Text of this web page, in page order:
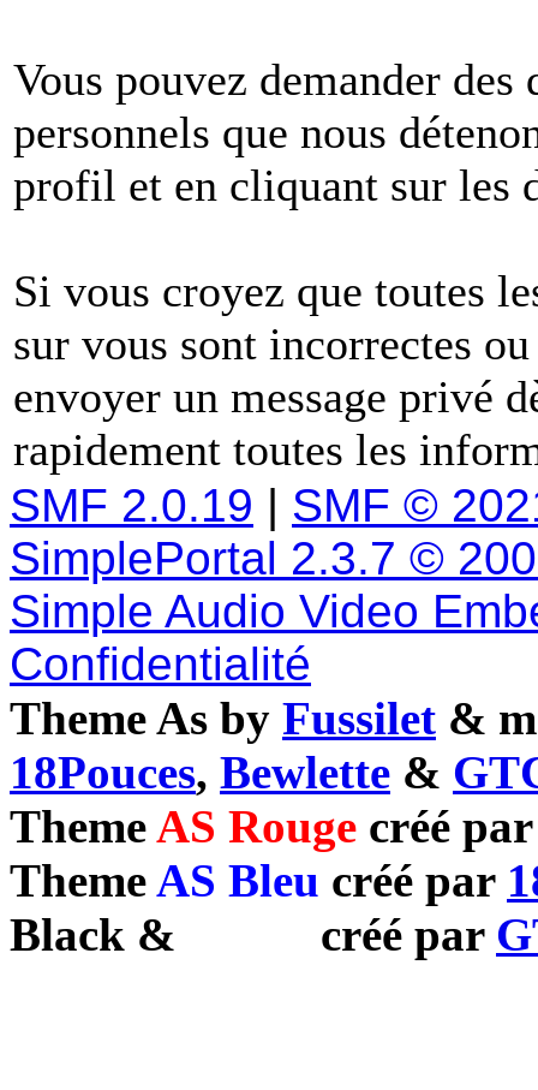
Vous pouvez demander
personnels que nous
profil et en cliquant sur les
Si vous croyez que toutes
sur vous sont incorrectes
envoyer un message privé
rapidement toutes les
SMF 2.0.19 | SMF ©
SimplePortal 2.3.7 ©
Simple Audio Video
Confidentialité
Theme As by Fussilet &
18Pouces, Bewlette &
ThemeAS Rouge créé
ThemeAS Bleu créé par
Black & créé par